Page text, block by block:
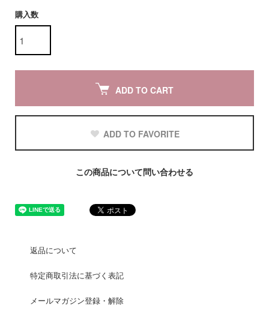
購入数
ADD TO CART
ADD TO FAVORITE
この商品について問い合わせる
返品について
特定商取引法に基づく表記
メールマガジン登録・解除